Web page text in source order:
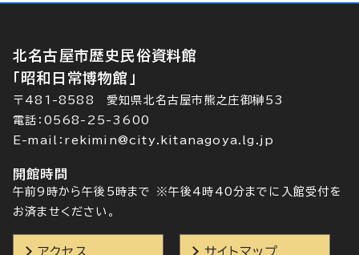
北名古屋市歴史民俗資料館
「昭和日常博物館」
〒481-8588 愛知県北名古屋市熊之庄御榊53
電話：0568-25-3600
E-mail：rekimin@city.kitanagoya.lg.jp
開館時間
午前9時から午後5時まで ※午後4時40分までに入館受付を
お済ませください。
アクセス サイトマップ